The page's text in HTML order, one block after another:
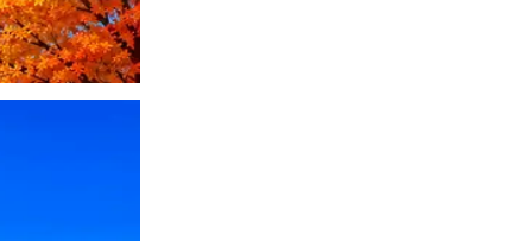
перевести